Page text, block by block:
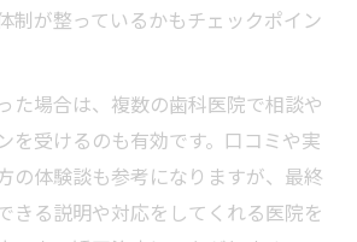
制が整っているかもチェックポイン
た場合は、複数の歯科医院で相談や
を受けるのも有効です。口コミや実
の体験談も参考になりますが、最終
きる説明や対応をしてくれる医院を